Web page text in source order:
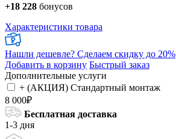
+18 228 бонусов
Характеристики товара
Нашли дешевле? Сделаем скидку до 20%
Добавить в корзину Быстрый заказ
Дополнительные услуги
+ (АКЦИЯ) Стандартный монтаж
8 000₽
Бесплатная доставка
1-3 дня